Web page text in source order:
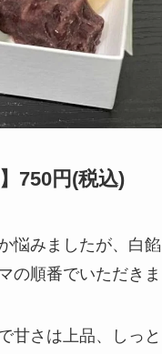
750円(税込)
悩みましたが、白餡
の順番でいただきま
甘さは上品、しっ